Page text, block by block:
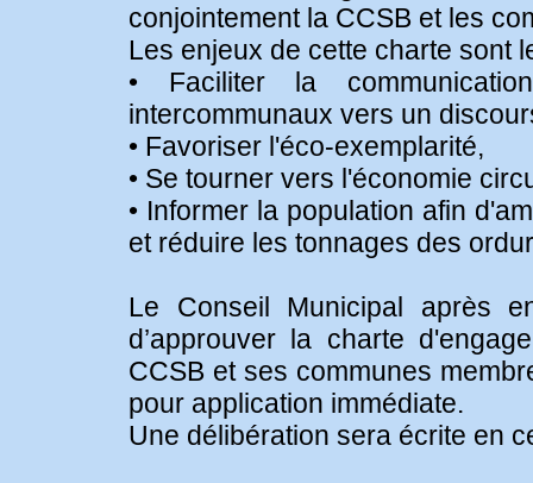
conjointement la CCSB et les
Les enjeux de cette charte sont
• Faciliter la
intercommunaux vers un
• Favoriser l'éco-exemplarité,
• Se tourner vers l'économie
• Informer la population afin
et réduire les tonnages des
Le Conseil Municipal après
d’approuver la charte
CCSB et ses communes
pour application immédiate.
Une délibération sera écrite en